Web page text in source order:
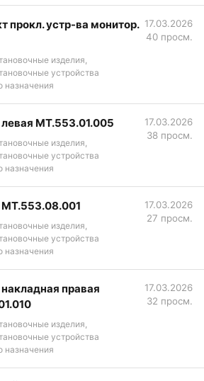
прокл. устр-ва монитор.
изделия,
устройства
назначения
17.03.2026
40 просм.
МТ.553.01.005
изделия,
устройства
назначения
17.03.2026
38 просм.
изделия,
устройства
назначения
17.03.2026
27 просм.
правая
изделия,
устройства
назначения
17.03.2026
32 просм.